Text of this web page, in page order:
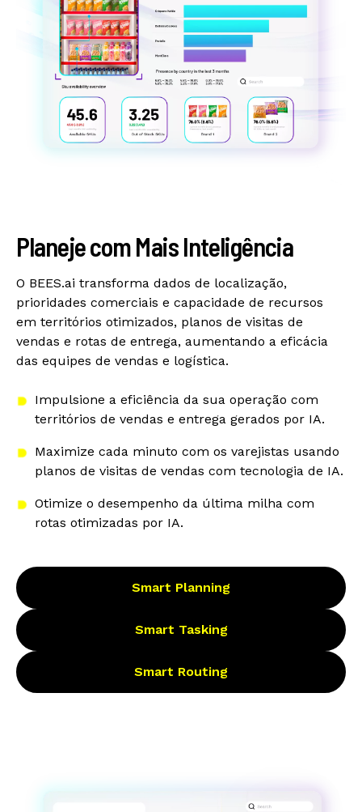
Planeje com Mais Inteligência
O BEES.ai transforma dados de localização,
prioridades comerciais e capacidade de recursos
em territórios otimizados, planos de visitas de
vendas e rotas de entrega, aumentando a eficácia
das equipes de vendas e logística.
Impulsione a eficiência da sua operação com
territórios de vendas e entrega gerados por IA.
Maximize cada minuto com os varejistas usando
planos de visitas de vendas com tecnologia de IA.
Otimize o desempenho da última milha com
rotas otimizadas por IA.
Smart Planning
Smart Tasking
Smart Routing